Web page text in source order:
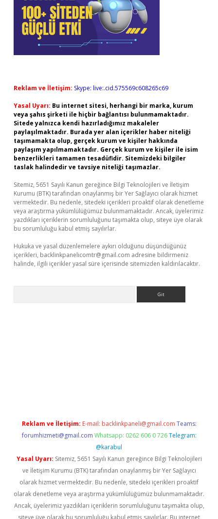
Reklam ve İletişim: Skype: live:.cid.575569c608265c69
Yasal Uyarı: Bu internet sitesi, herhangi bir marka, kurum
veya şahıs şirketi ile hiçbir bağlantısı bulunmamaktadır.
Sitede yalnızca kendi hazırladığımız makaleler
paylaşılmaktadır. Burada yer alan içerikler haber niteliği
taşımamakta olup, gerçek kurum ve kişiler hakkında
paylaşım yapılmamaktadır. Gerçek kurum ve kişiler ile isim
benzerlikleri tamamen tesadüfidir. Sitemizdeki bilgiler
taslak halindedir ve tavsiye niteliği taşımazlar.
Sitemiz, 5651 Sayılı Kanun gereğince Bilgi Teknolojileri ve İletişim
Kurumu (BTK) tarafından onaylanmış bir Yer Sağlayıcı olarak hizmet
vermektedir. Bu nedenle, sitedeki içerikleri proaktif olarak denetleme
veya araştırma yükümlülüğümüz bulunmamaktadır. Ancak, üyelerimiz
yazdıkları içeriklerin sorumluluğunu taşımakta olup, siteye üye olarak
bu sorumluluğu kabul etmiş sayılırlar.
Hukuka ve yasal düzenlemelere aykırı olduğunu düşündüğünüz
içerikleri, backlinkpanelicomtr@gmail.com adresine bildirmeniz
halinde, ilgili içerikler yasal süre içerisinde sitemizden kaldırılacaktır.
Reklam ve İletişim: E-mail: backlinkpaneli@gmail.com Teams:
forumhizmeti@gmail.com Whatsapp: 0262 606 0 726 Telegram:
@karabul
Yasal Uyarı: Sitemiz, 5651 Sayılı Kanun gereğince Bilgi Teknolojileri
ve İletişim Kurumu (BTK) tarafından onaylanmış bir Yer Sağlayıcı
olarak hizmet vermektedir. Bu nedenle, sitedeki içerikleri proaktif
olarak denetleme veya araştırma yükümlülüğümüz bulunmamaktadır.
Ancak, üyelerimiz yazdıkları içeriklerin sorumluluğunu taşımakta olup,
siteye üye olarak bu sorumluluğu kabul etmiş sayılırlar. Bu internet